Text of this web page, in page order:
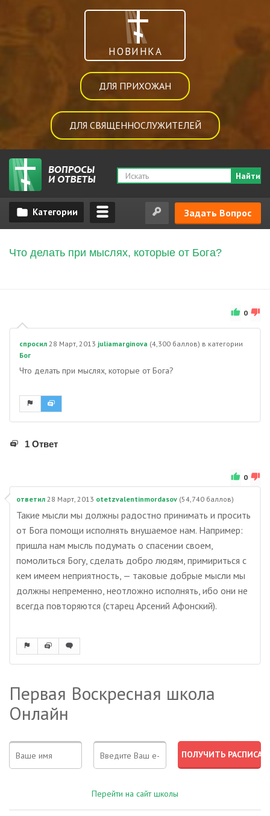
НОВИНКА
ДЛЯ ПРИХОЖАН
ДЛЯ СВЯЩЕННОСЛУЖИТЕЛЕЙ
Найти
Задать Вопрос
Что делать при мыслях, которые от Бога?
0
спросил 28 Март, 2013 juliamarginova (4,300 баллов) в категории
Бог
Что делать при мыслях, которые от Бога?
1 Ответ
0
ответил 28 Март, 2013 otetzvalentinmordasov (54,740 баллов)
Такие мысли мы должны радостно принимать и просить
от Бога помощи исполнять внушаемое нам. Например:
пришла нам мысль подумать о спасении своем,
помолиться Богу, сделать добро людям, примириться с
кем имеем неприятность, — таковые добрые мысли мы
должны непременно, неотложно исполнять, ибо они не
всегда повторяются (старец Арсений Афонский).
Первая Воскресная школа
Онлайн
Перейти на сайт школы